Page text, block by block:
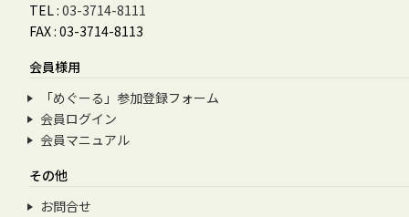
TEL : 03-3714-8111
FAX : 03-3714-8113
会員様用
「めぐーる」参加登録フォーム
会員ログイン
会員マニュアル
その他
お問合せ